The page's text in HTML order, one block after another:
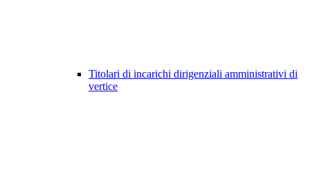
Titolari di incarichi dirigenziali amministrativi di
vertice